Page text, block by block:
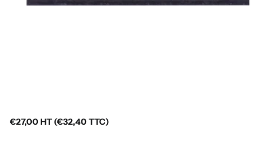
€27,00 HT (€32,40 TTC)